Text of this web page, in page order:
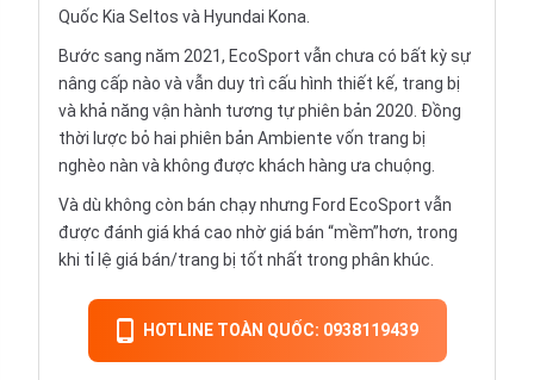
Quốc Kia Seltos và Hyundai Kona.
Bước sang năm 2021, EcoSport vẫn chưa có bất kỳ sự
nâng cấp nào và vẫn duy trì cấu hình thiết kế, trang bị
và khả năng vận hành tương tự phiên bản 2020. Đồng
thời lược bỏ hai phiên bản Ambiente vốn trang bị
nghèo nàn và không được khách hàng ưa chuộng.
Và dù không còn bán chạy nhưng Ford EcoSport vẫn
được đánh giá khá cao nhờ giá bán “mềm”hơn, trong
khi tỉ lệ giá bán/trang bị tốt nhất trong phân khúc.
HOTLINE TOÀN QUỐC: 0938119439